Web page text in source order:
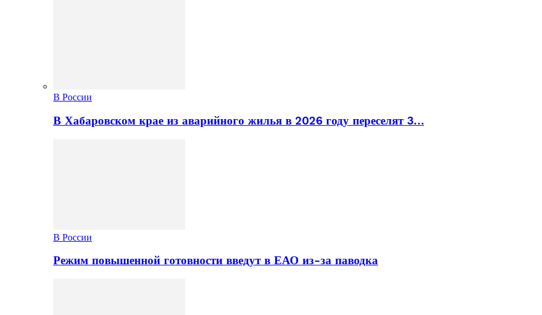
В России
В Хабаровском крае из аварийного жилья в 2026 году переселят 3…
В России
Режим повышенной готовности введут в ЕАО из-за паводка